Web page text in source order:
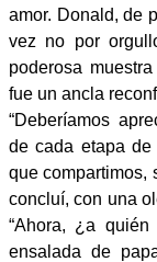
amor. Donald, de
vez no por
poderosa
fue un ancla
“Deberíamos
de cada etapa
que compartimos,
concluí, con una
“Ahora, ¿a
ensalada de